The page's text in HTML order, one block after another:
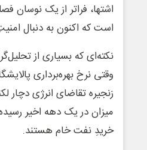
اشتها، فراتر از یک نوسان
است که اکنون به دنبال
نکته‌ای که بسیاری از
زنجیره تقاضای انرژی
میزان در یک دهه اخیر
خریدِ نفت خام هستند.